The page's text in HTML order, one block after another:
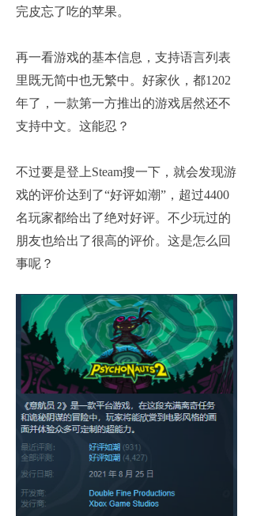
完皮忘了吃的苹果。
再一看游戏的基本信息，支持语言列表
里既无简中也无繁中。好家伙，都1202
年了，一款第一方推出的游戏居然还不
支持中文。这能忍？
不过要是登上Steam搜一下，就会发现游
戏的评价达到了“好评如潮”，超过4400
名玩家都给出了绝对好评。不少玩过的
朋友也给出了很高的评价。这是怎么回
事呢？